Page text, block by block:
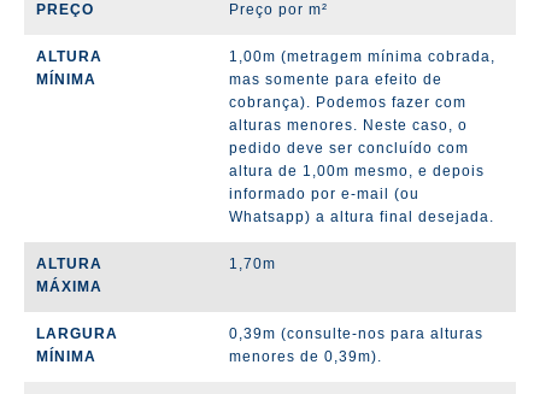
PREÇO Preço por m²
ALTURA
MÍNIMA
1,00m (metragem mínima cobrada,
mas somente para efeito de
cobrança). Podemos fazer com
alturas menores. Neste caso, o
pedido deve ser concluído com
altura de 1,00m mesmo, e depois
informado por e-mail (ou
Whatsapp) a altura final desejada.
ALTURA
MÁXIMA
1,70m
LARGURA
MÍNIMA
0,39m (consulte-nos para alturas
menores de 0,39m).